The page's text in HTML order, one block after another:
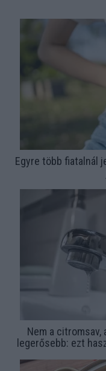
Egyre több fiatalnál
Nem a citromsav,
legerősebb: ezt